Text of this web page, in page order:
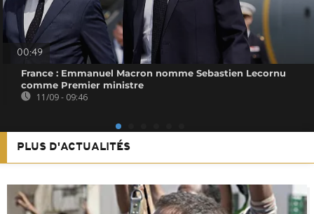
00:49
France : Emmanuel Macron nomme Sebastien Lecornu
comme Premier ministre
11/09 - 09:46
PLUS D'ACTUALITÉS